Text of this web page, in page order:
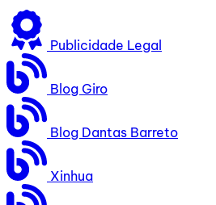
Publicidade Legal
Blog Giro
Blog Dantas Barreto
Xinhua